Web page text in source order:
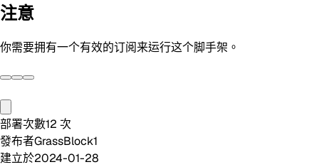
注意
你需要拥有一个有效的订阅来运行这个脚手架。
部署次數12 次
發布者GrassBlock1
建立於2024-01-28